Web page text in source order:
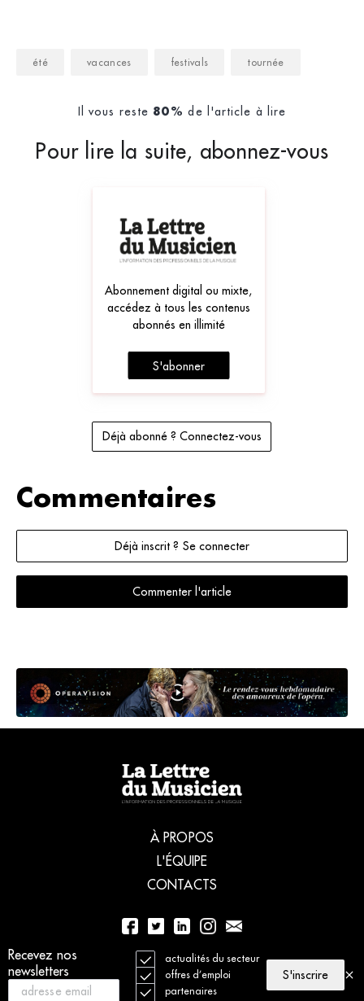
Recevez nos
newsletters
actualités du secteur
offres d’emploi
partenaires
S'inscrire
été vacances festivals tournée
Il vous reste 80% de l'article à lire
Pour lire la suite, abonnez-vous
Abonnement digital ou mixte,
accédez à tous les contenus
abonnés en illimité
S'abonner
Déjà abonné ? Connectez-vous
Commentaires
Déjà inscrit ? Se connecter
Commenter l'article
À PROPOS
L'ÉQUIPE
CONTACTS
01 56 77 04 00